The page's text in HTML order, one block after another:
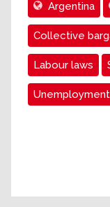
Argentina
Collective
Labour laws
Unemployment